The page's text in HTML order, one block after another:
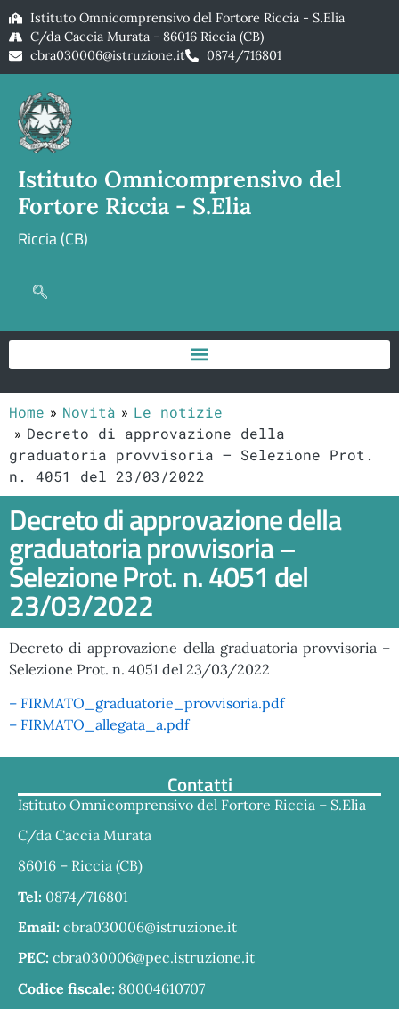
Istituto Omnicomprensivo del Fortore Riccia - S.Elia
C/da Caccia Murata - 86016 Riccia (CB)
cbra030006@istruzione.it
0874/716801
Istituto Omnicomprensivo del
Fortore Riccia - S.Elia
Riccia (CB)
Home Novità
Le notizie
Decreto di approvazione della
graduatoria provvisoria – Selezione Prot.
n. 4051 del 23/03/2022
Decreto di approvazione della
graduatoria provvisoria –
Selezione Prot. n. 4051 del
23/03/2022
Decreto di approvazione della graduatoria provvisoria –
Selezione Prot. n. 4051 del 23/03/2022
– FIRMATO_graduatorie_provvisoria.pdf
– FIRMATO_allegata_a.pdf
Contatti
Istituto Omnicomprensivo del Fortore Riccia – S.Elia
C/da Caccia Murata
86016 – Riccia (CB)
Tel: 0874/716801
Email: cbra030006@istruzione.it
PEC: cbra030006@pec.istruzione.it
Codice fiscale: 80004610707